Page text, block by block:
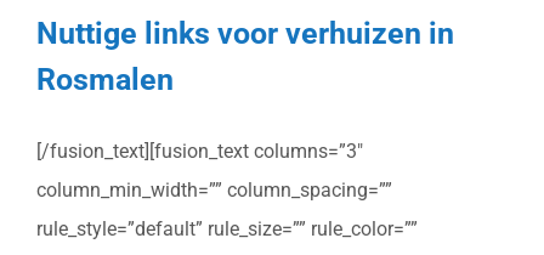
Nuttige links voor verhuizen in
Rosmalen
[/fusion_text][fusion_text columns=”3″
column_min_width=”” column_spacing=””
rule_style=”default” rule_size=”” rule_color=””